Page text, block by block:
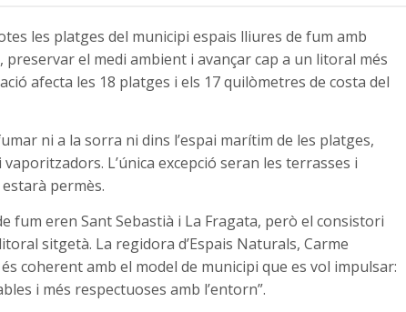
les platges del municipi espais lliures de fum amb
el medi ambient i avançar cap a un litoral més
afecta les 18 platges i els 17 quilòmetres de costa del
ni a la sorra ni dins l’espai marítim de les platges,
L’única excepció seran les terrasses i
permès.
fum eren Sant Sebastià i La Fragata, però el consistori
sitgetà. La regidora d’Espais Naturals, Carme
coherent amb el model de municipi que es vol impulsar:
i més respectuoses amb l’entorn”.